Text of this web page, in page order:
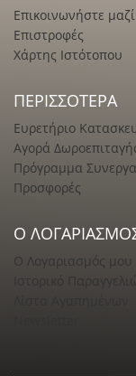
Επικοινωνήστε
Επιστροφές
Χάρτης Ιστότοπου
ΠΕΡΙΣΣΌΤΕΡΑ
Ευρετήριο
Αγορά
Πρόγραμμα
Προσφορές
Ο
Ο Λογαριασμός μου